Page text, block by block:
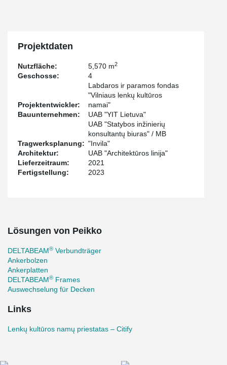
Projektdaten
Nutzfläche: 5,570 m2
Geschosse: 4
Projektentwickler:
Labdaros ir paramos fondas
"Vilniaus lenkų kultūros
namai"
Bauunternehmen:
UAB "YIT Lietuva"
Tragwerksplanung:
UAB "Statybos inžinierių
konsultantų biuras" / MB
"Invila"
Architektur:
UAB "Architektūros linija"
Lieferzeitraum:
2021
Fertigstellung:
2023
Lösungen von Peikko
DELTABEAM® Verbundträger
Ankerbolzen
Ankerplatten
DELTABEAM® Frames
Auswechselung für Decken
Links
Lenkų kultūros namų priestatas – Citify